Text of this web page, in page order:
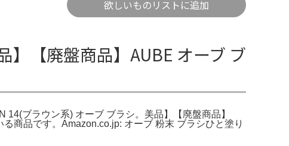
欲しいものリストに追加
】【廃盤商品】AUBE オーブ ブ
ブラウン系) オーブ ブラシ。美品】【廃盤商品】
商品です。Amazon.co.jp: オーブ 粉末 ブラシひと塗り